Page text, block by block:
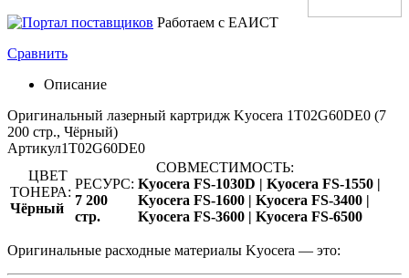
Работаем с ЕАИСТ
Сравнить
Описание
Оригинальный лазерный картридж Kyocera 1T02G60DE0 (7
200 стр., Чёрный)
Артикул1T02G60DE0
ЦВЕТ
ТОНЕРА:
Чёрный
РЕСУРС:
7 200
стр.
СОВМЕСТИМОСТЬ:
Kyocera FS-1030D | Kyocera FS-1550 |
Kyocera FS-1600 | Kyocera FS-3400 |
Kyocera FS-3600 | Kyocera FS-6500
Оригинальные расходные материалы Kyocera — это: